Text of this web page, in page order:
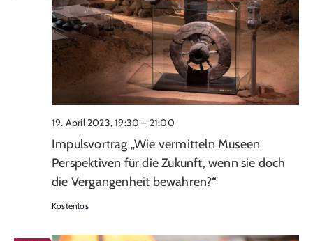
Impulsvortrag „Wie vermitteln Museen
Perspektiven für die Zukunft, wenn sie doch
die Vergangenheit bewahren?“
19. April 2023, 19:30 – 21:00
Kostenlos